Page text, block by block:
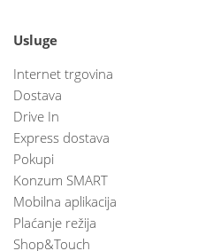
Usluge
Internet trgovina
Dostava
Drive In
Express dostava
Pokupi
Konzum SMART
Mobilna aplikacija
Plaćanje režija
Shop&Touch